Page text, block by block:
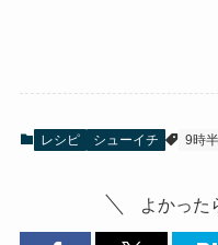
レシピ シューイチ 9時
よかった